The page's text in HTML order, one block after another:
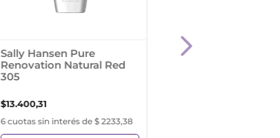
Sally Hansen Pure
Renovation Natural Red
305
$13.400,31
6 cuotas sin interés de $ 2233,38
Rimmel Esmalte